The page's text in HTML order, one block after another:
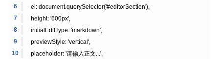
el: document.querySelector('#editorSection'),
height: '600px',
initialEditType: 'markdown',
previewStyle: 'vertical',
placeholder: '请输入正文...',